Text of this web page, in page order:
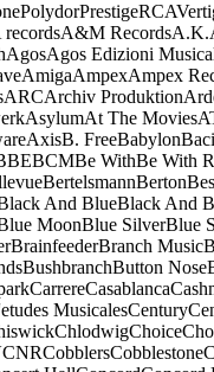
PolydorPrestigeRCA
recordsA&M Records
AgosAgos Edizioni
AmigaAmpexAmpex
ARCArchiv Produktion
AsylumAt The Movies
AxisB. FreeBabylon
BCMBe WithBe With
BertelsmannBerton
And BlueBlack And
MoonBlue SilverBlue
BrainfeederBranch Music
BushbranchButton Nose
CarrereCasablanca
MusicalesCentury
ChlodwigChoice
CNRCobblersCobblestone